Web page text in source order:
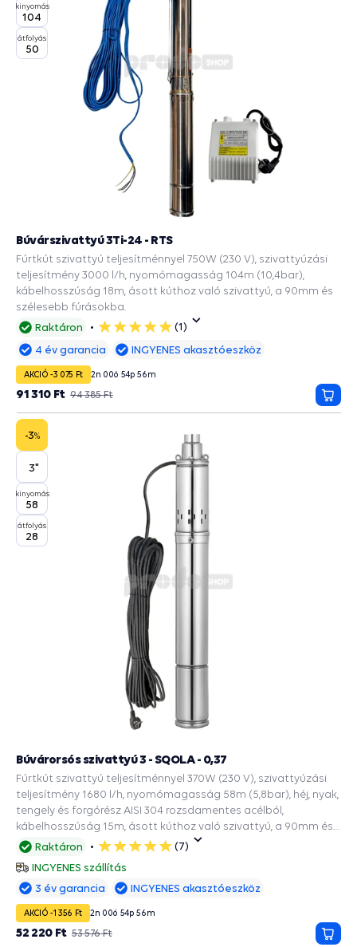
kinyomás
104
átfolyás
50
Raktáron
5
csillag
(1)
Búvárszivattyú 3Ti-24 - RTS
Fúrtkút szivattyú teljesítménnyel 750W (230 V), szivattyúzási
teljesítmény 3000 l/h, nyomómagasság 104m (10,4bar),
kábelhosszúság 18m, ásott kúthoz való szivattyú, a 90mm és
szélesebb fúrásokba.
4 év garancia INGYENES akasztóeszköz
AKCIÓ -3 075 Ft 2n 00ó 54p 55m
94 385 Ft
91 310 Ft
-3%
3"
kinyomás
58
átfolyás
28
Raktáron
5
csillag
(7)
INGYENES szállítás
Búvárorsós szivattyú 3 - SQOLA - 0,37
Fúrtkút szivattyú teljesítménnyel 370W (230 V), szivattyúzási
teljesítmény 1680 l/h, nyomómagasság 58m (5,8bar), héj, nyak,
tengely és forgórész AISI 304 rozsdamentes acélból,
kábelhosszúság 15m, ásott kúthoz való szivattyú, a 90mm és
szélesebb fúrásokba.
3 év garancia INGYENES akasztóeszköz
AKCIÓ -1 356 Ft 2n 00ó 54p 55m
53 576 Ft
52 220 Ft